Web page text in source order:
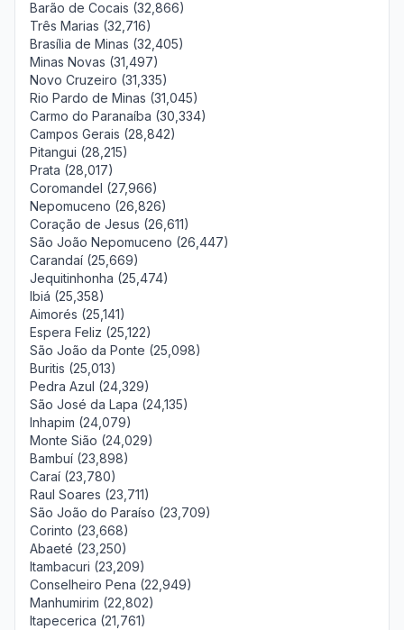
Barão de Cocais (32,866)
Três Marias (32,716)
Brasília de Minas (32,405)
Minas Novas (31,497)
Novo Cruzeiro (31,335)
Rio Pardo de Minas (31,045)
Carmo do Paranaíba (30,334)
Campos Gerais (28,842)
Pitangui (28,215)
Prata (28,017)
Coromandel (27,966)
Nepomuceno (26,826)
Coração de Jesus (26,611)
São João Nepomuceno (26,447)
Carandaí (25,669)
Jequitinhonha (25,474)
Ibiá (25,358)
Aimorés (25,141)
Espera Feliz (25,122)
São João da Ponte (25,098)
Buritis (25,013)
Pedra Azul (24,329)
São José da Lapa (24,135)
Inhapim (24,079)
Monte Sião (24,029)
Bambuí (23,898)
Caraí (23,780)
Raul Soares (23,711)
São João do Paraíso (23,709)
Corinto (23,668)
Abaeté (23,250)
Itambacuri (23,209)
Conselheiro Pena (22,949)
Manhumirim (22,802)
Itapecerica (21,761)